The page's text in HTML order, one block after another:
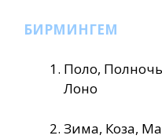
БИРМИНГЕМ
Поло,
Лоно
Зима, Коза,